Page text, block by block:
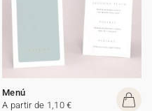
Menú
A partir de 1,10 €